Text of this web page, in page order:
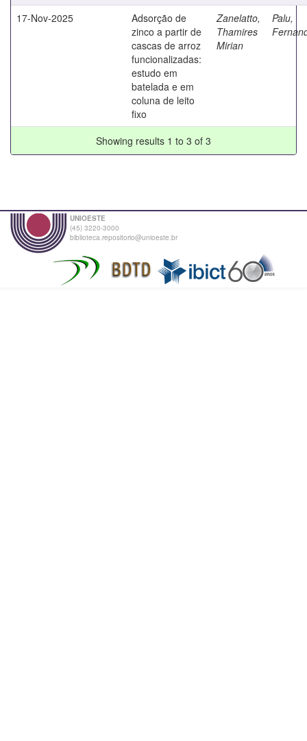
17-Nov-2025
Adsorção de
zinco a partir de
cascas de arroz
funcionalizadas:
estudo em
batelada e em
coluna de leito
fixo
Zanelatto,
Thamires
Mirian
Palu,
Showing results 1 to 3 of 3
UNIOESTE
(45) 3220-3000
biblioteca.repositorio@unioeste.br